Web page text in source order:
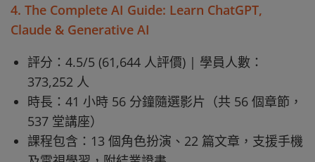
4. The Complete AI Guide: Learn ChatGPT,
Claude & Generative AI
評分：4.5/5 (61,644 人評價) | 學員人數：
373,252 人
時長：41 小時 56 分鐘隨選影片（共 56 個章節，
537 堂講座）
課程包含：13 個角色扮演、22 篇文章，支援手機